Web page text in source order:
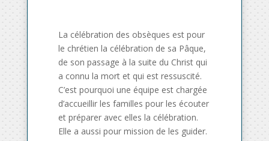
La célébration des obsèques est pour
le chrétien la célébration de sa Pâque,
de son passage à la suite du Christ qui
a connu la mort et qui est ressuscité.
C’est pourquoi une équipe est chargée
d’accueillir les familles pour les écouter
et préparer avec elles la célébration.
Elle a aussi pour mission de les guider.